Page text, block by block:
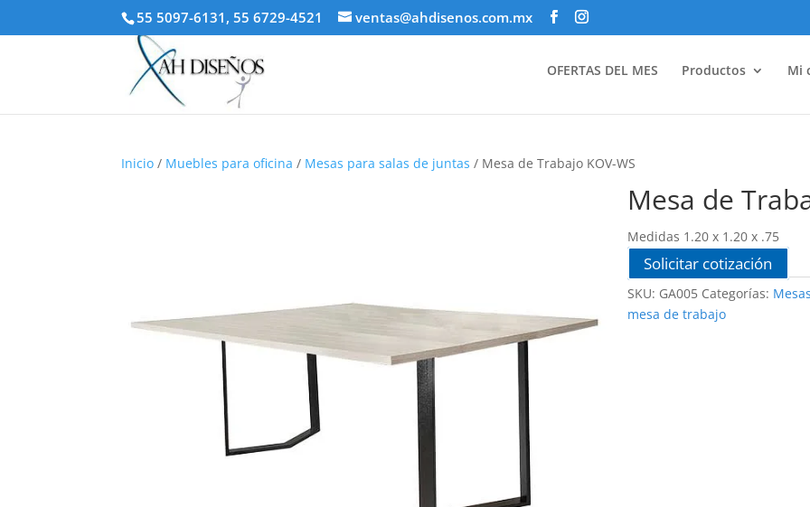
55 5097-6131, 55 6729-4521 ventas@ahdisenos.com.mx
OFERTAS DEL MES Productos Mi
Inicio / Muebles para oficina / Mesas para salas de juntas / Mesa de Trabajo KOV-WS
Mesa de
Medidas 1.20 x 1.20 x .75
Solicitar cotización
SKU: GA005 Categorías:
mesa de trabajo